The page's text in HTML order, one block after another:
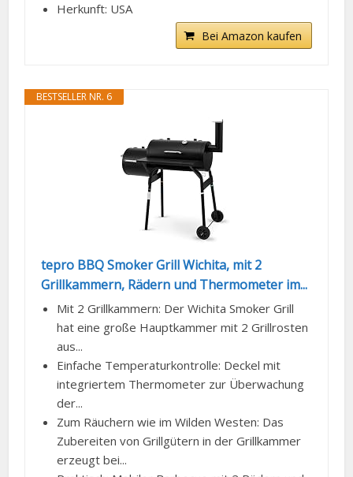
Herkunft: USA
Bei Amazon kaufen
BESTSELLER NR. 6
tepro BBQ Smoker Grill Wichita, mit 2
Grillkammern, Rädern und Thermometer im...
Mit 2 Grillkammern: Der Wichita Smoker Grill
hat eine große Hauptkammer mit 2 Grillrosten
aus...
Einfache Temperaturkontrolle: Deckel mit
integriertem Thermometer zur Überwachung
der...
Zum Räuchern wie im Wilden Westen: Das
Zubereiten von Grillgütern in der Grillkammer
erzeugt bei...